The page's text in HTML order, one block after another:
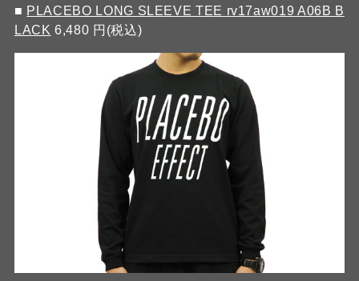
■ PLACEBO LONG SLEEVE TEE rv17aw019 A06B B
LACK 6,480 円(税込)